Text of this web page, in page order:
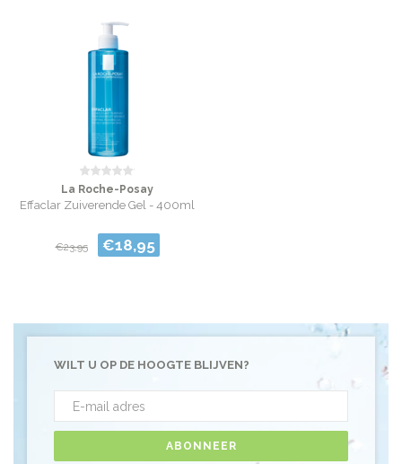
La Roche-Posay
Effaclar Zuiverende Gel - 400ml
€23,95 €18,95
WILT U OP DE HOOGTE BLIJVEN?
ABONNEER